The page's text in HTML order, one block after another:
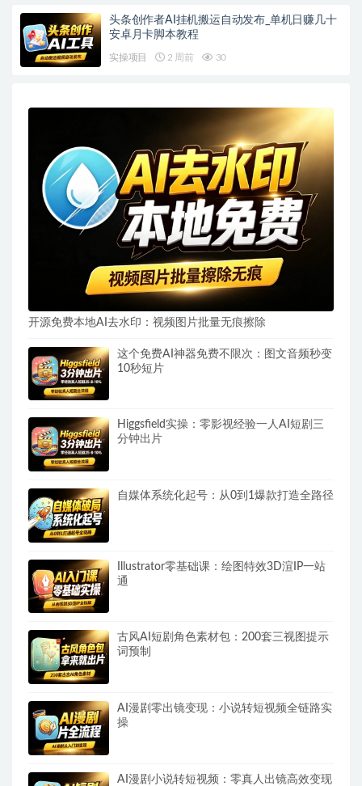
头条创作者AI挂机搬运自动发布_单机日赚几十
安卓月卡脚本教程
实操项目 2 周前 30
开源免费本地AI去水印：视频图片批量无痕擦除
这个免费AI神器免费不限次：图文音频秒变
10秒短片
Higgsfield实操：零影视经验一人AI短剧三
分钟出片
自媒体系统化起号：从0到1爆款打造全路径
Illustrator零基础课：绘图特效3D渲IP一站
通
古风AI短剧角色素材包：200套三视图提示
词预制
AI漫剧零出镜变现：小说转短视频全链路实
操
AI漫剧小说转短视频：零真人出镜高效变现